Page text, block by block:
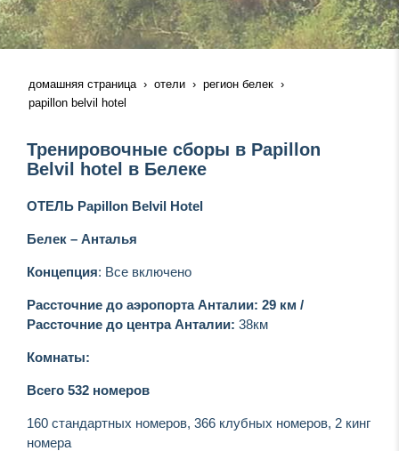
домашняя страница отели
регион белек
papillon belvil hotel
Тренировочные сборы в Рapillon
Belvil hotel в Белеке
ОТЕЛЬ Papillon Belvil Hotel
Белек – Анталья
Концепция: Все включено
Рассточние до аэропорта Анталии: 29 км /
Рассточние до центра Анталии: 38км
Комнаты:
Всего 532 номеров
160 стандартных номеров, 366 клубных номеров, 2 кинг
номера